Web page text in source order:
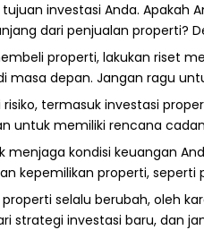
investasi Anda.
dari penjualan properti?
properti, lakukan riset
masa depan. Jangan ragu
risiko, termasuk investasi
untuk memiliki rencana
menjaga kondisi keuangan
kepemilikan properti, seperti
properti selalu berubah, oleh
strategi investasi baru, dan